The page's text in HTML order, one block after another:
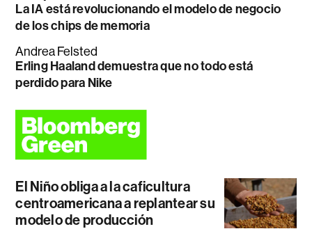
La IA está revolucionando el modelo de negocio
de los chips de memoria
Andrea Felsted
Erling Haaland demuestra que no todo está
perdido para Nike
El Niño obliga a la caficultura
centroamericana a replantear su
modelo de producción